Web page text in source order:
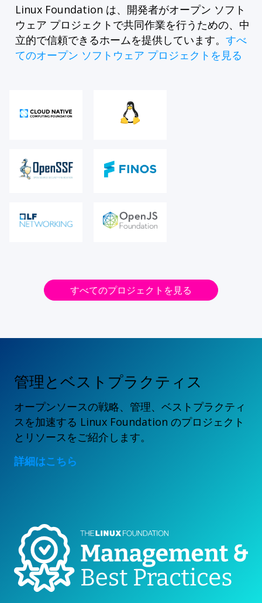
Linux Foundation は、開発者がオープン ソフト
ウェア プロジェクトで共同作業を行うための、中
立的で信頼できるホームを提供しています。 すべ
てのオープン ソフトウェア プロジェクトを見る
すべてのプロジェクトを見る
管理とベストプラクティス
オープンソースの戦略、管理、ベストプラクティ
スを加速する Linux Foundation のプロジェクト
とリソースをご紹介します。
詳細はこちら